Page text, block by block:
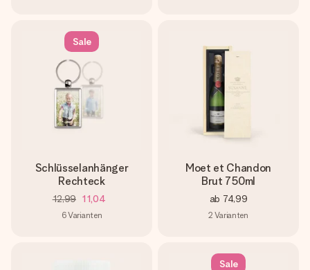
Sale
Schlüsselanhänger
Rechteck
12,99 11,04
6Varianten
Moet et Chandon
Brut 750ml
ab 74,99
2 Varianten
Sale